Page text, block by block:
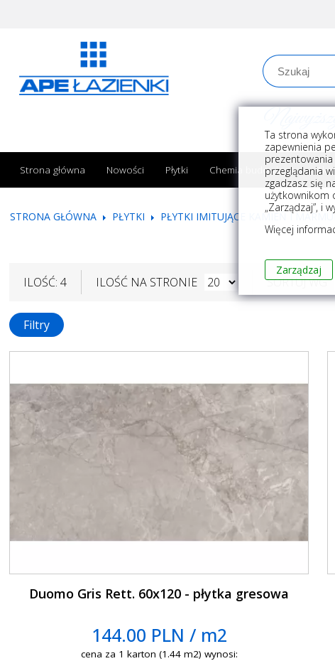
Strona główna Nowości Płytki Chemia budowlana
STRONA GŁÓWNA PŁYTKI PŁYTKI IMITUJĄCE KAMIEŃ I MARMUR
ILOŚĆ: 4 ILOŚĆ NA STRONIE SORTUJ WG
Filtry
Duomo Gris Rett. 60x120 - płytka gresowa
144.00 PLN / m2
cena za 1 karton (1.44 m2) wynosi:
Ta strona
zapewnienia
przeglądania
zgadzasz się
użytkownikom
„Zarządzaj”, i
Więcej
Zarządzaj